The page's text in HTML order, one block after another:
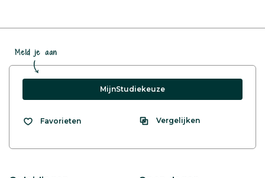
Meld je aan
MijnStudiekeuze
Favorieten Vergelijken